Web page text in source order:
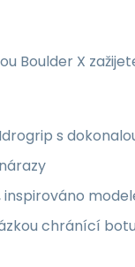
Boulder X
s
chránící